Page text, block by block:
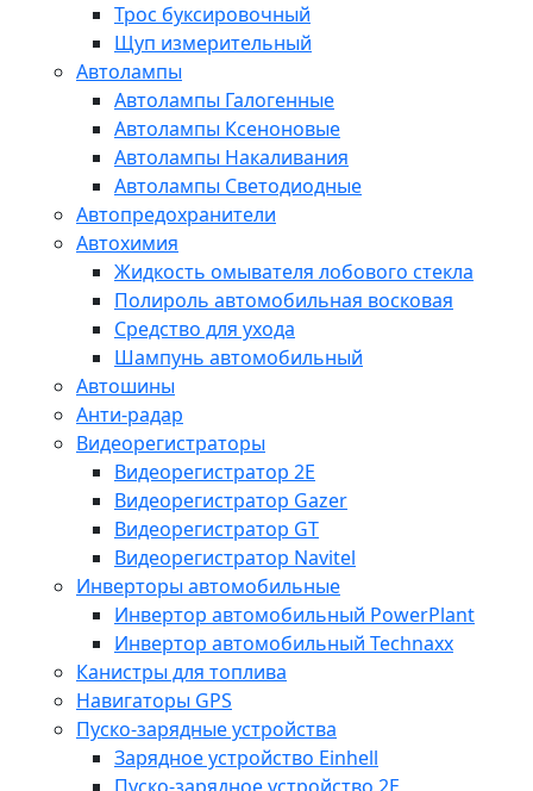
Трос буксировочный
Щуп измерительный
Автолампы
Автолампы Галогенные
Автолампы Ксеноновые
Автолампы Накаливания
Автолампы Светодиодные
Автопредохранители
Автохимия
Жидкость омывателя лобового стекла
Полироль автомобильная восковая
Средство для ухода
Шампунь автомобильный
Автошины
Анти-радар
Видеорегистраторы
Видеорегистратор 2E
Видеорегистратор Gazer
Видеорегистратор GT
Видеорегистратор Navitel
Инверторы автомобильные
Инвертор автомобильный PowerPlant
Инвертор автомобильный Technaxx
Канистры для топлива
Навигаторы GPS
Пуско-зарядные устройства
Зарядное устройство Einhell